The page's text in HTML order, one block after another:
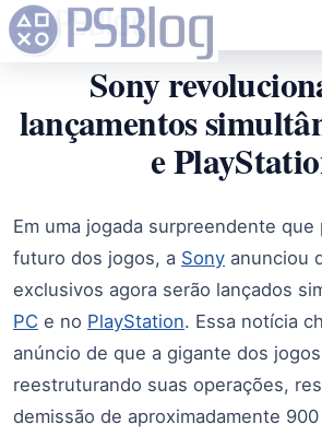
Sony
lançamentos
e
Em uma jogada surpreendente
futuro dos jogos, a Sony anunciou
exclusivos agora serão lançados
PC e no PlayStation. Essa notícia
anúncio de que a gigante dos
reestruturando suas operações,
demissão de aproximadamente